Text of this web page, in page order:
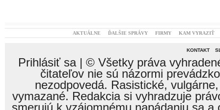
AKTUÁLNE ĎALŠIE SPRÁVY FIRMY KAM VYRAZIŤ
KONTAKT
Prihlásiť sa| © Všetky práva
čitateľov nie sú názormi
nezodpovedá. Rasistické,
vymazané. Redakcia si vyhradzuje